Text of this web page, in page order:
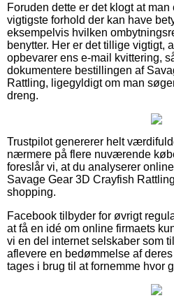
Foruden dette er det klogt at
vigtigste forhold der kan have
eksempelvis hvilken
benytter. Her er det tillige vigtigt,
opbevarer ens e-mail kvittering,
dokumentere bestillingen af
Rattling, ligegyldigt om man
dreng.
Trustpilot genererer helt
nærmere på flere nuværende
foreslår vi, at du analyserer
Savage Gear 3D Crayfish
shopping.
Facebook tilbyder for øvrigt
at få en idé om online firmaets
vi en del internet selskaber som
aflevere en bedømmelse af
tages i brug til at fornemme hvor